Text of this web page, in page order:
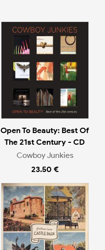
Open To Beauty: Best Of
The 21st Century - CD
Cowboy Junkies
23.50 €